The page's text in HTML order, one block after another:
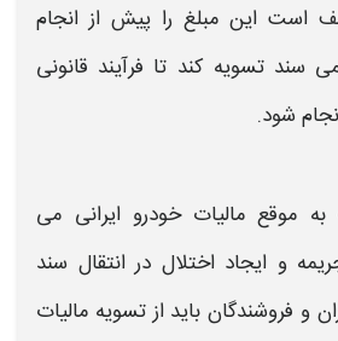
است این مبلغ را پیش از انجام
سند تسویه کند تا فرآیند قانونی
شود.
موقع مالیات خودرو ایرانی می
و ایجاد اختلال در انتقال سند
و فروشندگان باید ازتسویه مالیات